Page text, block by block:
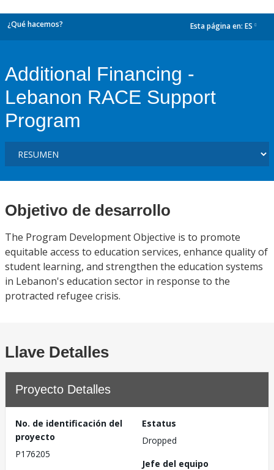
¿Qué hacemos? Esta página en: ES
Additional Financing -
Lebanon RACE Support
Program
Objetivo de desarrollo
The Program Development Objective is to promote
equitable access to education services, enhance quality of
student learning, and strengthen the education systems
in Lebanon's education sector in response to the
protracted refugee crisis.
Llave Detalles
Proyecto Detalles
No. de identificación del
proyecto
P176205
Estatus
Dropped
Jefe del equipo